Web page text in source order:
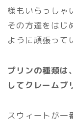
様もいらっしゃ
その方達をはじ
ように頑張って
プリンの種類は
してクレームブ
スウィートが一